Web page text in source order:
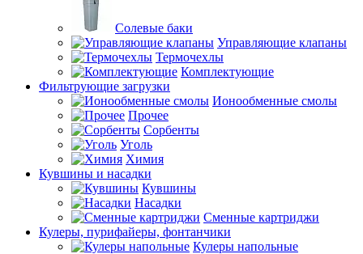
Солевые баки
Управляющие клапаны
Термочехлы
Комплектующие
Фильтрующие загрузки
Ионообменные смолы
Прочее
Сорбенты
Уголь
Химия
Кувшины и насадки
Кувшины
Насадки
Сменные картриджи
Кулеры, пурифайеры, фонтанчики
Кулеры напольные